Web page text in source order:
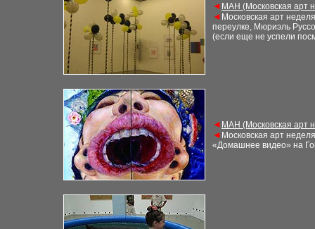
◄ МАН (Московская арт
◄ Московская арт неделя
переулке, Мюриэль
(если еще не успели
◄ МАН (Московская арт
◄ Московская арт неделя
«Домашнее видео» на